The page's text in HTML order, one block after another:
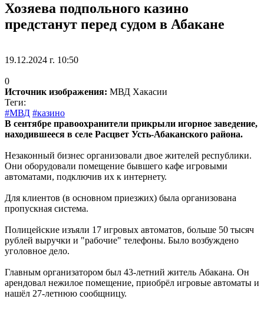
Хозяева подпольного казино
предстанут перед судом в Абакане
19.12.2024 г. 10:50
0
Источник изображения: МВД Хакасии
Теги:
#МВД #казино
В сентябре правоохранители прикрыли игорное заведение,
находившееся в селе Расцвет Усть-Абаканского района.
Незаконный бизнес организовали двое жителей республики.
Они оборудовали помещение бывшего кафе игровыми
автоматами, подключив их к интернету.
Для клиентов (в основном приезжих) была организована
пропускная система.
Полицейские изъяли 17 игровых автоматов, больше 50 тысяч
рублей выручки и "рабочие" телефоны. Было возбуждено
уголовное дело.
Главным организатором был 43-летний житель Абакана. Он
арендовал нежилое помещение, приобрёл игровые автоматы и
нашёл 27-летнюю сообщницу.